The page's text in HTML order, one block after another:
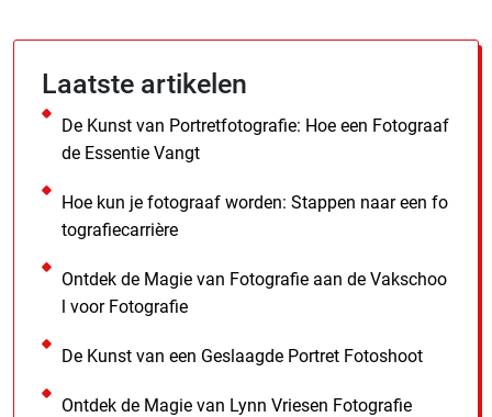
Laatste artikelen
De Kunst van Portretfotografie: Hoe een Fotograaf
de Essentie Vangt
Hoe kun je fotograaf worden: Stappen naar een fo
tografiecarrière
Ontdek de Magie van Fotografie aan de Vakschoo
l voor Fotografie
De Kunst van een Geslaagde Portret Fotoshoot
Ontdek de Magie van Lynn Vriesen Fotografie